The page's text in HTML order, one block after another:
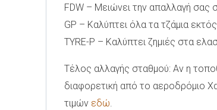
FDW – Μειώνει την απαλλαγή σας
GP – Καλύπτει όλα τα τζάμια
TYRE-P – Καλύπτει ζημιές στα
Τέλος αλλαγής σταθμού: Αν η
διαφορετική από το αεροδρόμιο
τιμών εδώ.